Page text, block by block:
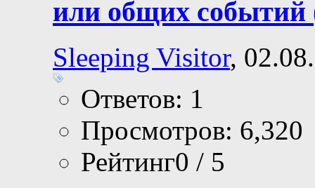
или общих
Sleeping Visitor,
Ответов: 1
Просмотров: 6,320
Рейтинг0 / 5